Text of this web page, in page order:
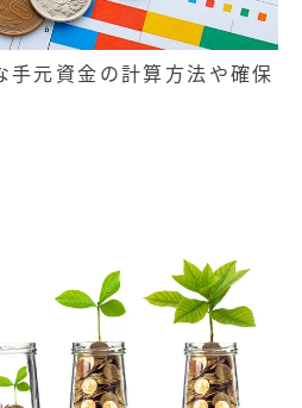
手元資金の計算方法や確保